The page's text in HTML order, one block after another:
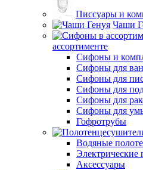
Писсуары и
Чаши
ассортименте
Сифоны и
Сифоны для
Сифоны для
Сифоны для
Сифоны для
Сифоны для
Гофротрубы
Водяные
Электрические
Аксессуары